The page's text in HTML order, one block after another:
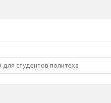
студентов политеха